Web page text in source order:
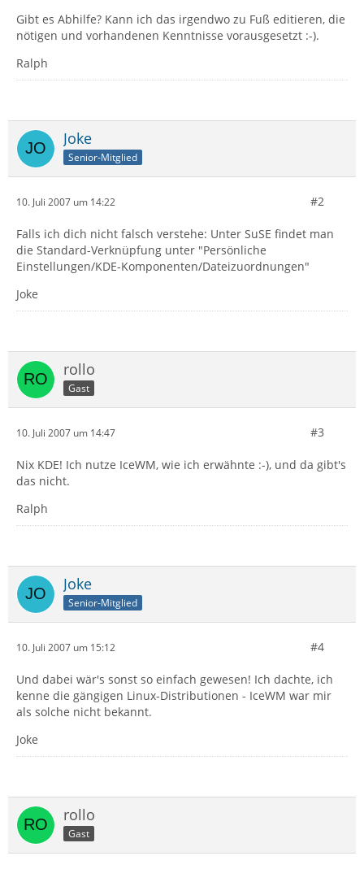
Gibt es Abhilfe? Kann ich das irgendwo zu Fuß editieren, die
nötigen und vorhandenen Kenntnisse vorausgesetzt :-).
Ralph
Joke
Senior-Mitglied
10. Juli 2007 um 14:22 #2
Falls ich dich nicht falsch verstehe: Unter SuSE findet man
die Standard-Verknüpfung unter "Persönliche
Einstellungen/KDE-Komponenten/Dateizuordnungen"
Joke
rollo
Gast
10. Juli 2007 um 14:47 #3
Nix KDE! Ich nutze IceWM, wie ich erwähnte :-), und da gibt's
das nicht.
Ralph
Joke
Senior-Mitglied
10. Juli 2007 um 15:12 #4
Und dabei wär's sonst so einfach gewesen! Ich dachte, ich
kenne die gängigen Linux-Distributionen - IceWM war mir
als solche nicht bekannt.
Joke
rollo
Gast